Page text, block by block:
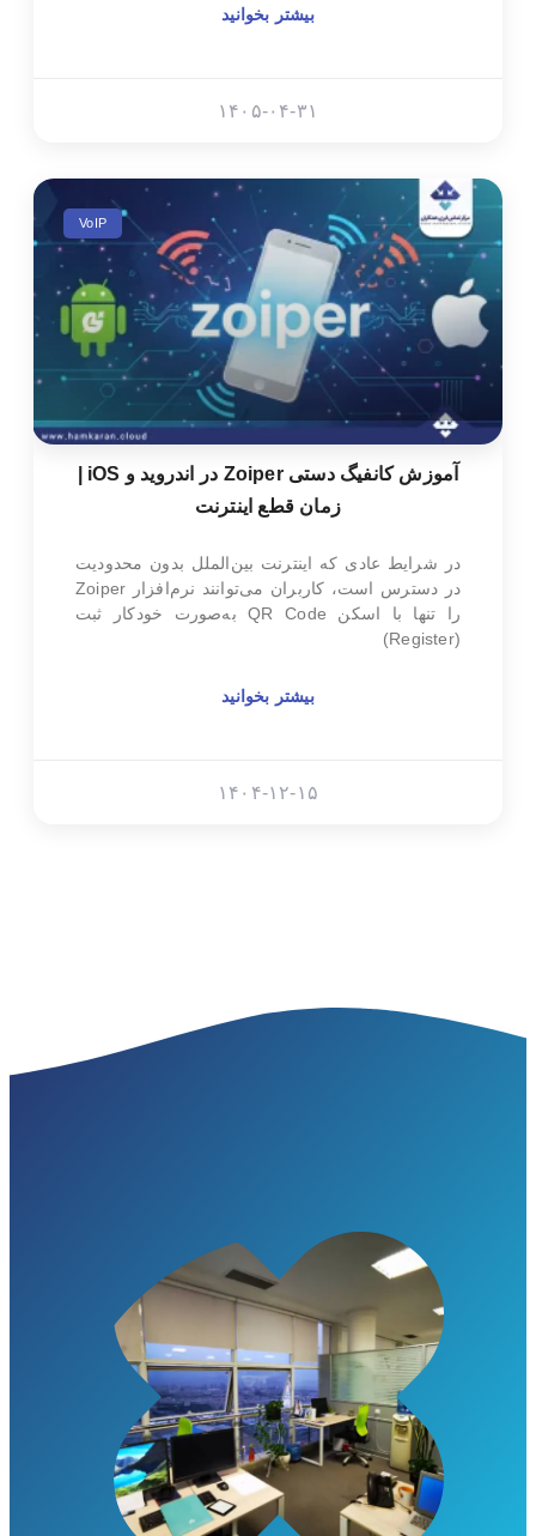
بیشتر بخوانید
۱۴۰۵-۰۴-۳۱
VoIP
زمان قطع اینترنت
در شرایط عادی که اینترنت بین‌الملل بدون محدودیت
در دسترس است، کاربران می‌توانند نرم‌افزار Zoiper
را تنها با اسکن QR Code به‌صورت خودکار ثبت
(Register)
بیشتر بخوانید
۱۴۰۴-۱۲-۱۵